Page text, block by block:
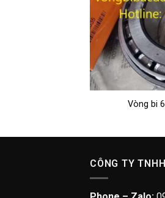
Vòng bi
CÔNG TY